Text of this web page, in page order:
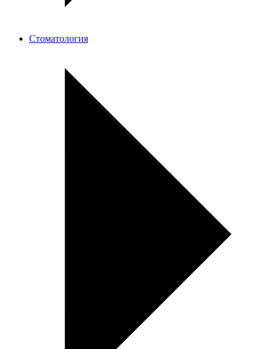
Стоматология